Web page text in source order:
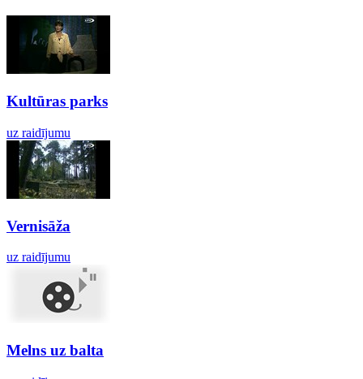
Kultūras parks
uz raidījumu
Vernisāža
uz raidījumu
Melns uz balta